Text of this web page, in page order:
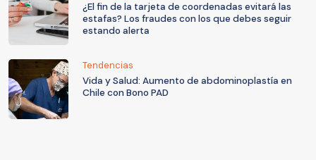
¿El fin de la tarjeta de coordenadas evitará las
estafas? Los fraudes con los que debes seguir
estando alerta
Tendencias
Vida y Salud: Aumento de abdominoplastía en
Chile con Bono PAD